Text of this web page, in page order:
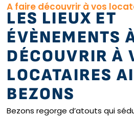
A faire découvrir à vos
LES LIEUX ET
ÉVÈNEMENTS
DÉCOUVRIR À
LOCATAIRES
BEZONS
Bezons regorge d’atouts qui